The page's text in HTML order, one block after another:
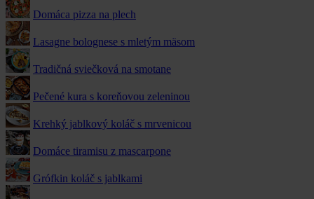
Domáca pizza na plech
Lasagne bolognese s mletým mäsom
Tradičná sviečková na smotane
Pečené kura s koreňovou zeleninou
Krehký jablkový koláč s mrvenicou
Domáce tiramisu z mascarpone
Grófkin koláč s jablkami